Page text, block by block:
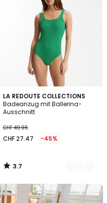
LA REDOUTE COLLECTIONS
Badeanzug mit Ballerina-
Ausschnitt
CHF 49.95
CHF 27.47 -45%
3.7
/ 5
2
Farben
3.7
/